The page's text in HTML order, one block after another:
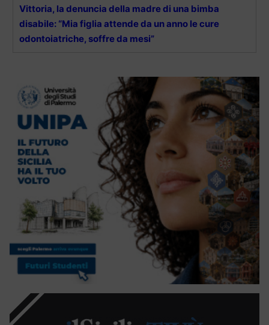
Vittoria, la denuncia della madre di una bimba
disabile: “Mia figlia attende da un anno le cure
odontoiatriche, soffre da mesi”